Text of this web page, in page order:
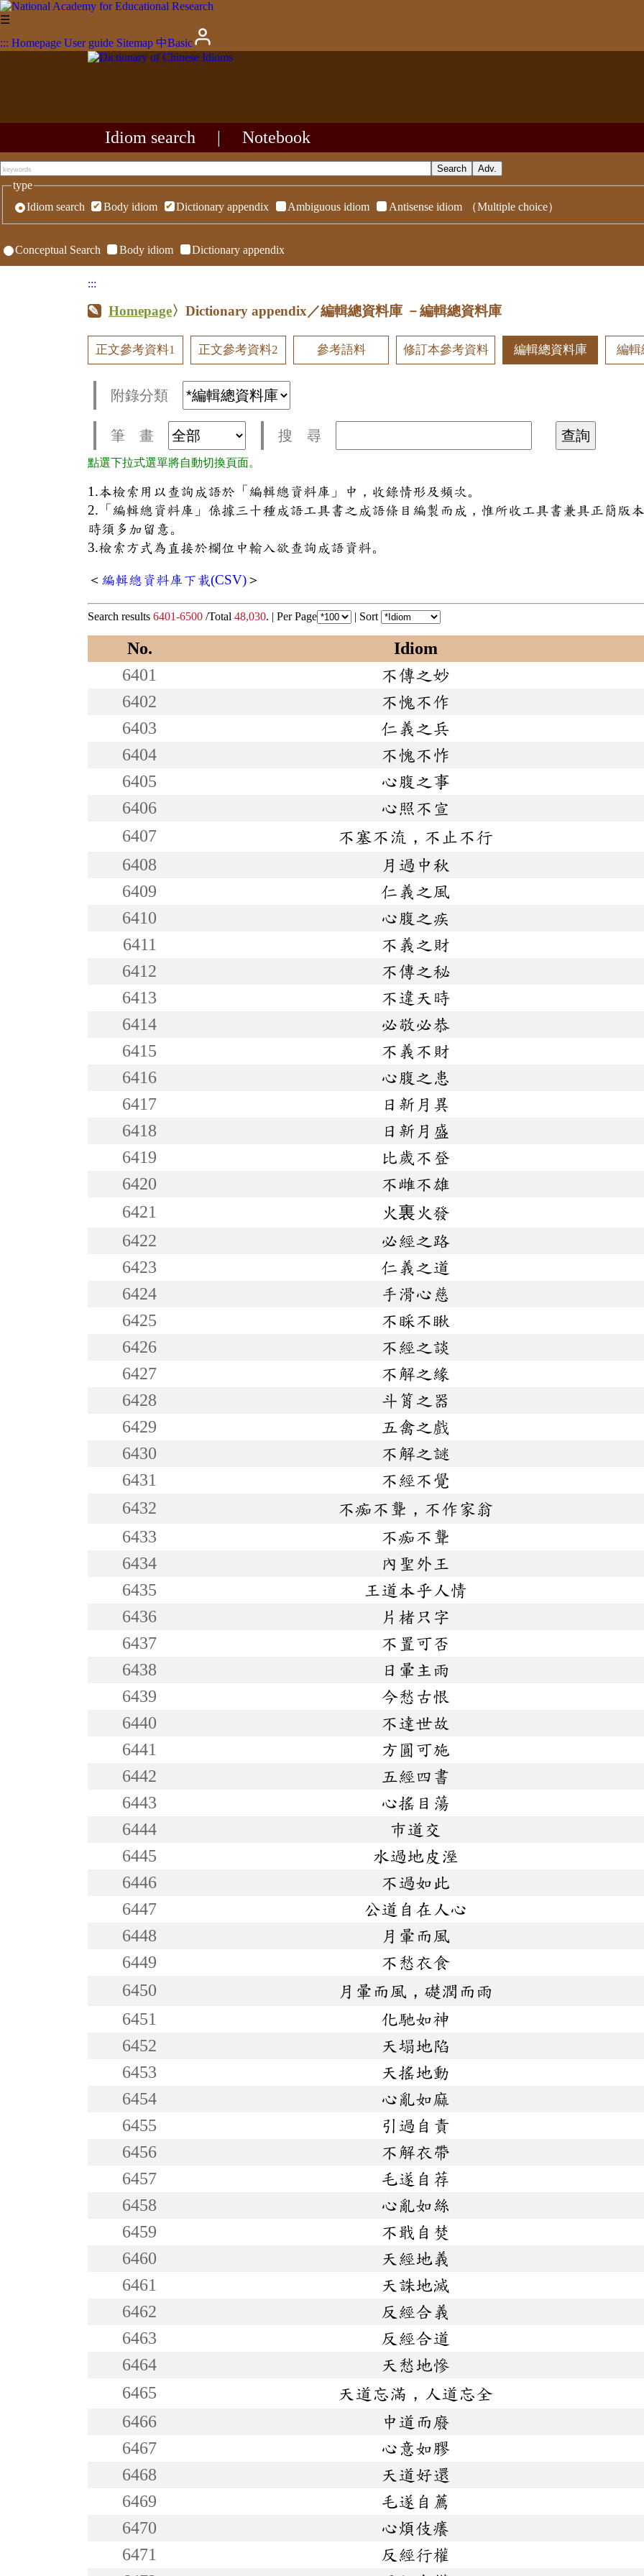
☰
::: Homepage User guide Sitemap 中Basic
Idiom search Notebook
type
Idiom search
Body idiom Dictionary appendix Ambiguous idiom Antisense idiom （Multiple choice）
Conceptual Search Body idiom Dictionary appendix
:::
Homepage〉Dictionary appendix／編輯總資料庫 －編輯總資料庫
正文參考資料1 正文參考資料2 參考語料 修訂本參考資料 編輯總資料庫 編輯
附錄分類
筆 畫 搜 尋
點選下拉式選單將自動切換頁面。
1.本檢索用以查詢成語於「編輯總資料庫」中，收錄情形及頻次。
2.「編輯總資料庫」係據三十種成語工具書之成語條目編製而成，惟所收工具書兼具正簡版
時須多加留意。
3.檢索方式為直接於欄位中輸入欲查詢成語資料。
＜ 編輯總資料庫下載(CSV)＞
Search results 6401-6500 /Total 48,030. | Per Page | Sort
No. Idiom
6401
不傳之妙
6402
不愧不作
6403
仁義之兵
6404
不愧不怍
6405
心腹之事
6406
心照不宣
6407
不塞不流，不止不行
6408
月過中秋
6409
仁義之風
6410
心腹之疾
6411
不義之財
6412
不傳之秘
6413
不違天時
6414
必敬必恭
6415
不義不財
6416
心腹之患
6417
日新月異
6418
日新月盛
6419
比歲不登
6420
不雌不雄
6421
火裏火發
6422
必經之路
6423
仁義之道
6424
手滑心慈
6425
不睬不瞅
6426
不經之談
6427
不解之緣
6428
斗筲之器
6429
五禽之戲
6430
不解之謎
6431
不經不覺
6432
不痴不聾，不作家翁
6433
不痴不聾
6434
內聖外王
6435
王道本乎人情
6436
片楮只字
6437
不置可否
6438
日暈主雨
6439
今愁古恨
6440
不達世故
6441
方圓可施
6442
五經四書
6443
心搖目蕩
6444
巿道交
6445
水過地皮溼
6446
不過如此
6447
公道自在人心
6448
月暈而風
6449
不愁衣食
6450
月暈而風，礎潤而雨
6451
化馳如神
6452
天塌地陷
6453
天搖地動
6454
心亂如麻
6455
引過自責
6456
不解衣帶
6457
毛遂自荐
6458
心亂如絲
6459
不戢自焚
6460
天經地義
6461
天誅地滅
6462
反經合義
6463
反經合道
6464
天愁地慘
6465
天道忘滿，人道忘全
6466
中道而廢
6467
心意如膠
6468
天道好還
6469
毛遂自薦
6470
心煩伎癢
6471
反經行權